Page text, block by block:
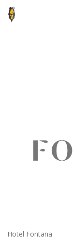
Hotel Fontana